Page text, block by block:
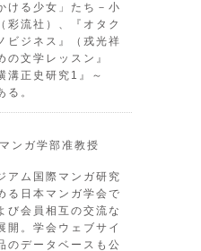
ける少女」たち－小
彩流社）、『オタク
ビジネス』（戎光祥
の文学レッスン』
溝正史研究1』～
る。
ンガ学部准教授
アム国際マンガ研究
る日本マンガ学会で
び会員相互の交流な
開。学会ウェブサイ
のデータベースも公